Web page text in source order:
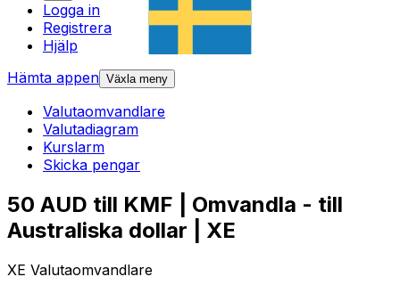
Logga in
Registrera
Hjälp
Hämta appen Växla meny
Valutaomvandlare
Valutadiagram
Kurslarm
Skicka pengar
50 AUD till KMF | Omvandla - till
Australiska dollar | XE
XE Valutaomvandlare